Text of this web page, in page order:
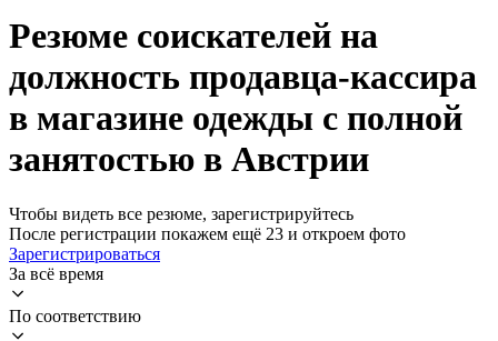
Резюме соискателей на
должность продавца-кассира
в магазине одежды с полной
занятостью в Австрии
Чтобы видеть все резюме, зарегистрируйтесь
После регистрации покажем ещё 23 и откроем фото
Зарегистрироваться
За всё время
По соответствию